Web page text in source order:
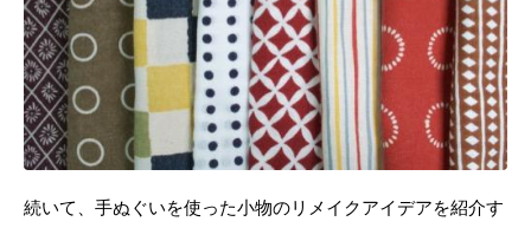
続いて、手ぬぐいを使った小物のリメイクアイデアを紹介す